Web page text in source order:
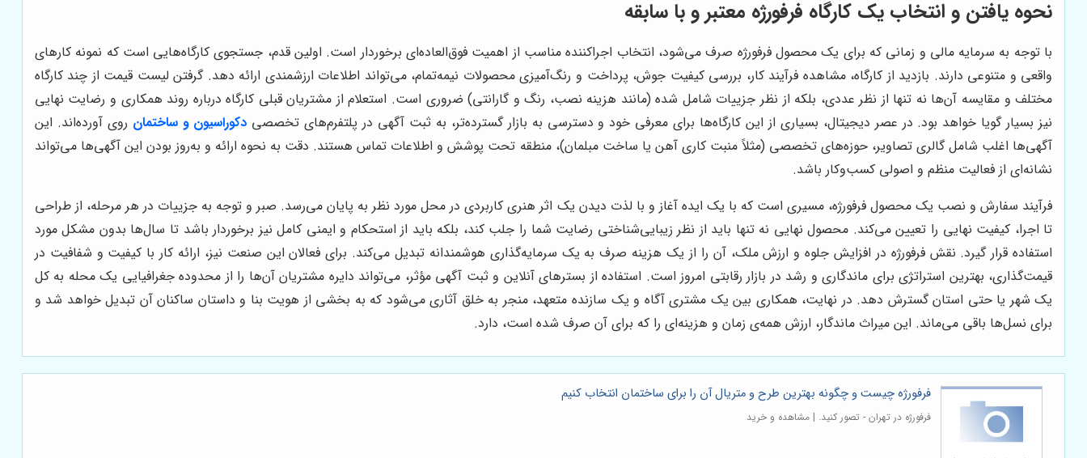
نحوه یافتن و انتخاب یک کارگاه فرفورژه معتبر و با سابقه
با توجه به سرمایه مالی و زمانی که برای یک محصول فرفورژه صرف می‌شود، انتخاب اجراکننده مناسب از اهمیت فوق‌العاده‌ای برخوردار است. اولین قدم، جستجوی کارگاه‌هایی است که نمونه کارهای
واقعی و متنوعی دارند. بازدید از کارگاه، مشاهده فرآیند کار، بررسی کیفیت جوش، پرداخت و رنگ‌آمیزی محصولات نیمه‌تمام، می‌تواند اطلاعات ارزشمندی ارائه دهد. گرفتن لیست قیمت از چند کارگاه
مختلف و مقایسه آن‌ها نه تنها از نظر عددی، بلکه از نظر جزییات شامل شده (مانند هزینه نصب، رنگ و گارانتی) ضروری است. استعلام از مشتریان قبلی کارگاه درباره روند همکاری و رضایت نهایی
نیز بسیار گویا خواهد بود. در عصر دیجیتال، بسیاری از این کارگاه‌ها برای معرفی خود و دسترسی به بازار گسترده‌تر، به ثبت آگهی در پلتفرم‌های تخصصی دکوراسیون و ساختمان روی آورده‌اند. این
آگهی‌ها اغلب شامل گالری تصاویر، حوزه‌های تخصصی (مثلاً منبت کاری آهن یا ساخت مبلمان)، منطقه تحت پوشش و اطلاعات تماس هستند. دقت به نحوه ارائه و به‌روز بودن این آگهی‌ها می‌تواند
نشانه‌ای از فعالیت منظم و اصولی کسب‌وکار باشد.
فرآیند سفارش و نصب یک محصول فرفورژه، مسیری است که با یک ایده آغاز و با لذت دیدن یک اثر هنری کاربردی در محل مورد نظر به پایان می‌رسد. صبر و توجه به جزییات در هر مرحله، از طراحی
تا اجرا، کیفیت نهایی را تعیین می‌کند. محصول نهایی نه تنها باید از نظر زیبایی‌شناختی رضایت شما را جلب کند، بلکه باید از استحکام و ایمنی کامل نیز برخوردار باشد تا سال‌ها بدون مشکل مورد
استفاده قرار گیرد. نقش فرفورژه در افزایش جلوه و ارزش ملک، آن را از یک هزینه صرف به یک سرمایه‌گذاری هوشمندانه تبدیل می‌کند. برای فعالان این صنعت نیز، ارائه کار با کیفیت و شفافیت در
قیمت‌گذاری، بهترین استراتژی برای ماندگاری و رشد در بازار رقابتی امروز است. استفاده از بسترهای آنلاین و ثبت آگهی مؤثر، می‌تواند دایره مشتریان آن‌ها را از محدوده جغرافیایی یک محله به کل
یک شهر یا حتی استان گسترش دهد. در نهایت، همکاری بین یک مشتری آگاه و یک سازنده متعهد، منجر به خلق آثاری می‌شود که به بخشی از هویت بنا و داستان ساکنان آن تبدیل خواهد شد و
برای نسل‌ها باقی می‌ماند. این میراث ماندگار، ارزش همه‌ی زمان و هزینه‌ای را که برای آن صرف شده است، دارد.
فرفورژه چیست و چگونه بهترین طرح و متریال آن را برای ساختمان انتخاب کنیم
فرفورژه در تهران - تصور کنید. | مشاهده و خرید